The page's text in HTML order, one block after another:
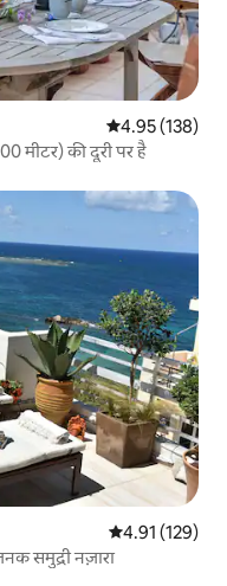
औसत रेटिंग 5 में से
4.95 (138)
मीटर) की दूरी पर है
औसत रेटिंग 5 में से
4.91 (129)
समुद्री नज़ारा